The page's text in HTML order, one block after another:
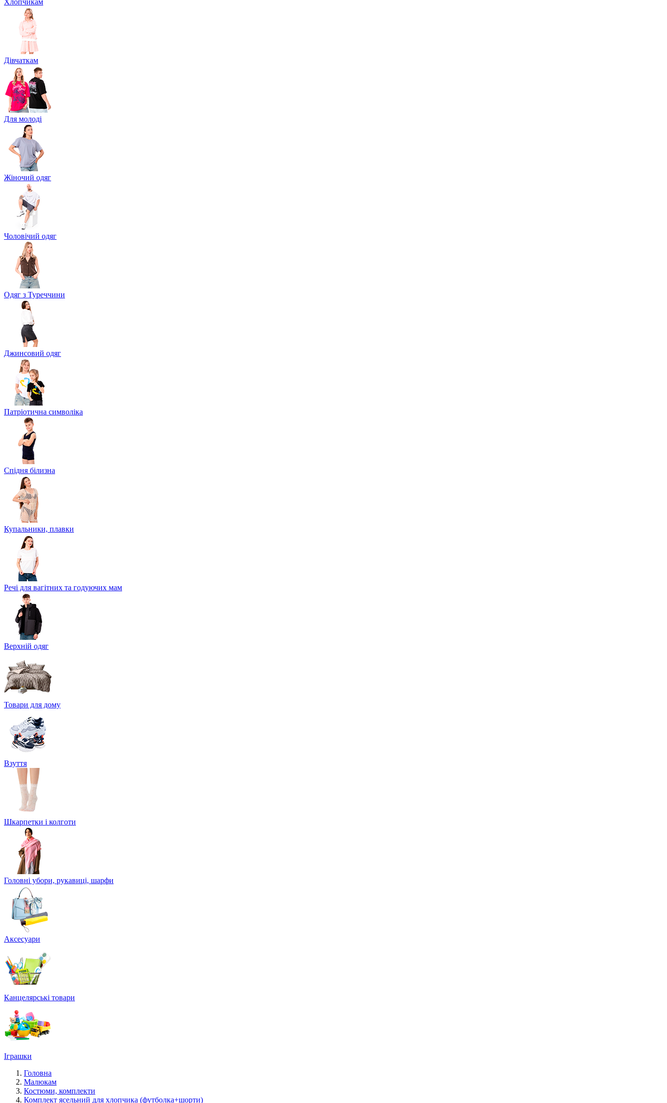
Хлопчикам
Дівчаткам
Для молоді
Жіночий одяг
Чоловічий одяг
Одяг з Туреччини
Джинсовий одяг
Патріотична символіка
Спідня білизна
Купальники, плавки
Речі для вагітних та годуючих мам
Верхній одяг
Товари для дому
Взуття
Шкарпетки і колготи
Головні убори, рукавиці, шарфи
Аксесуари
Канцелярські товари
Іграшки
Головна
Малюкам
Костюми, комплекти
Комплект ясельний для хлопчика (футболка+шорти)